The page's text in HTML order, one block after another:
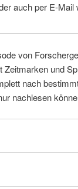
auch per E-Mail
von
und
nach
nachlesen